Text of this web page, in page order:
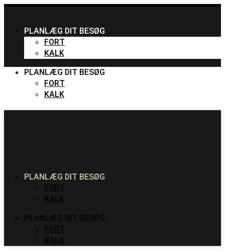
PLANLÆG DIT BESØG
FORT
KALK
PLANLÆG DIT BESØG
FORT
KALK
PLANLÆG DIT BESØG
FORT
KALK
PLANLÆG DIT BESØG
FORT
KALK